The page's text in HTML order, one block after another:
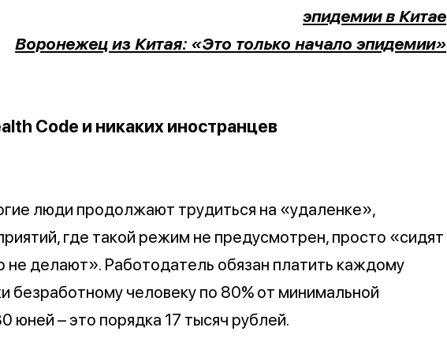
эпидемии в Китае
Воронежец из Китая: «Это только начало эпидемии»
Code и никаких иностранцев
люди продолжают трудиться на «удаленке»,
где такой режим не предусмотрен, просто «сидят
не делают». Работодатель обязан платить каждому
безработному человеку по 80% от минимальной
юней – это порядка 17 тысяч рублей.